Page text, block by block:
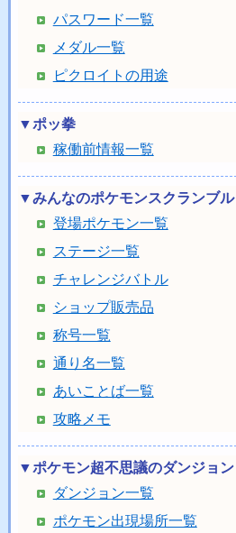
パスワード一覧
メダル一覧
ピクロイトの用途
▼ポッ拳
稼働前情報一覧
▼みんなのポケモンスクランブル
登場ポケモン一覧
ステージ一覧
チャレンジバトル
ショップ販売品
称号一覧
通り名一覧
あいことば一覧
攻略メモ
▼ポケモン超不思議のダンジョン
ダンジョン一覧
ポケモン出現場所一覧